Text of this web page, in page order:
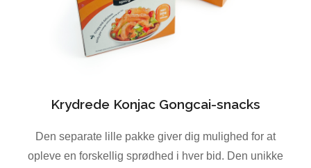
Krydrede Konjac Gongcai-snacks
Den separate lille pakke giver dig mulighed for at
opleve en forskellig sprødhed i hver bid. Den unikke